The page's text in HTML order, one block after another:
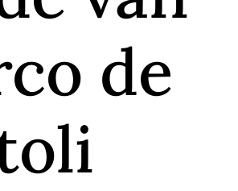
de